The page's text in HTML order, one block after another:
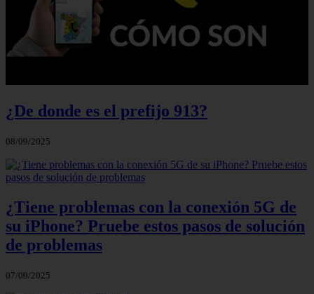
¿De donde es el prefijo 913?
08/09/2025
¿Tiene problemas con la conexión 5G de
su iPhone? Pruebe estos pasos de solución
de problemas
07/09/2025